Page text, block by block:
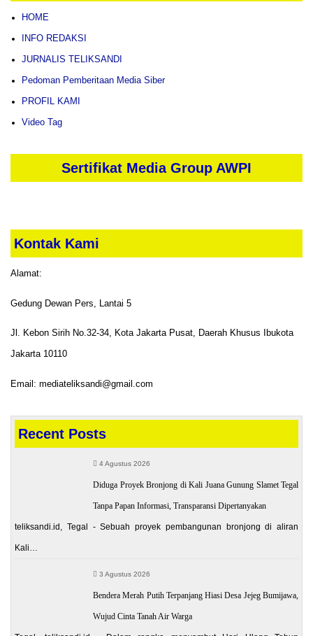
HOME
INFO REDAKSI
JURNALIS TELIKSANDI
Pedoman Pemberitaan Media Siber
PROFIL KAMI
Video Tag
Sertifikat Media Group AWPI
Kontak Kami
Alamat:
Gedung Dewan Pers, Lantai 5
Jl. Kebon Sirih No.32-34, Kota Jakarta Pusat, Daerah Khusus Ibukota
Jakarta 10110
Email: mediateliksandi@gmail.com
Recent Posts
4 Agustus 2026
Diduga Proyek Bronjong di Kali Juana Gunung Slamet Tegal
Tanpa Papan Informasi, Transparansi Dipertanyakan
teliksandi.id, Tegal - Sebuah proyek pembangunan bronjong di aliran
Kali…
3 Agustus 2026
Bendera Merah Putih Terpanjang Hiasi Desa Jejeg Bumijawa,
Wujud Cinta Tanah Air Warga